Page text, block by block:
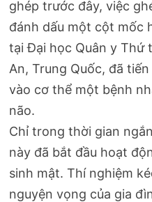
ghép trước đây, việc
đánh dấu một cột mốc
tại Đại học Quân y Thứ
An, Trung Quốc, đã
vào cơ thể một bệnh
não.
Chỉ trong thời gian
này đã bắt đầu hoạt
sinh mật. Thí nghiệm
nguyện vọng của gia